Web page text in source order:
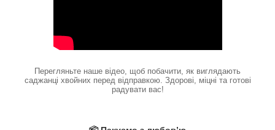
Перегляньте наше відео, щоб побачити, як виглядають
саджанці хвойних перед відправкою. Здорові, міцні та готові
радувати вас!